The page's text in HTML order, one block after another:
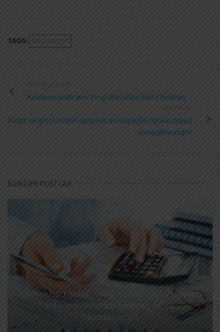
TAGS: MƏZUNIYYƏT
PREVIOUS POST
Azərbaycanda yeni Vergi Məcəlləsi hazırlanacaq
NEXT POST
İkiqat vergitutmanın qarşısını almaq üçün nələrə diqqət
yönəldilməlidir?
BƏNZƏR POSTLAR
Əməkhaqqıdan vergi tutulması: 2026-cı
ildə əməkhaqqı cədvəli necə
hazırlanacaq